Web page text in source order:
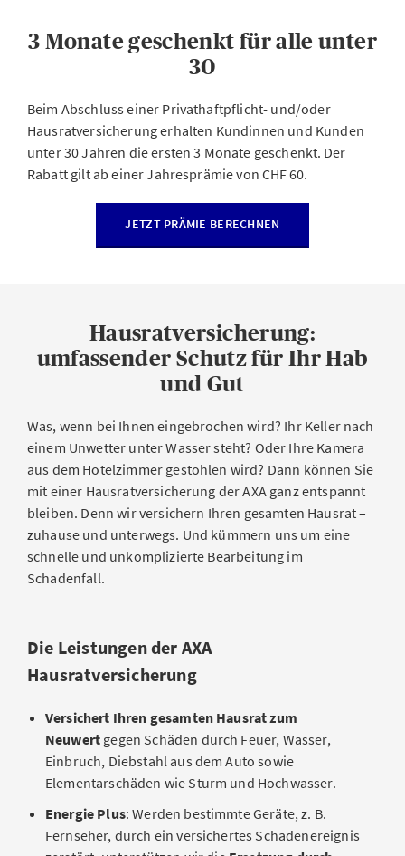
3 Monate geschenkt für alle unter
30
Beim Abschluss einer Privathaftpflicht- und/oder
Hausratversicherung erhalten Kundinnen und Kunden
unter 30 Jahren die ersten 3 Monate geschenkt. Der
Rabatt gilt ab einer Jahresprämie von CHF 60.
JETZT PRÄMIE BERECHNEN
Hausratversicherung:
umfassender Schutz für Ihr Hab
und Gut
Was, wenn bei Ihnen eingebrochen wird? Ihr Keller nach
einem Unwetter unter Wasser steht? Oder Ihre Kamera
aus dem Hotelzimmer gestohlen wird? Dann können Sie
mit einer Hausratversicherung der AXA ganz entspannt
bleiben. Denn wir versichern Ihren gesamten Hausrat –
zuhause und unterwegs. Und kümmern uns um eine
schnelle und unkomplizierte Bearbeitung im
Schadenfall.
Die Leistungen der AXA
Hausratversicherung
Versichert Ihren gesamten Hausrat zum
Neuwert gegen Schäden durch Feuer, Wasser,
Einbruch, Diebstahl aus dem Auto sowie
Elementarschäden wie Sturm und Hochwasser.
Energie Plus: Werden bestimmte Geräte, z. B.
Fernseher, durch ein versichertes Schadenereignis